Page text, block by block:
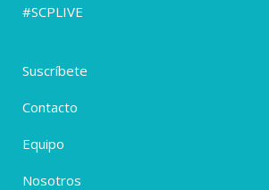
#SCPLIVE
Suscríbete
Contacto
Equipo
Nosotros